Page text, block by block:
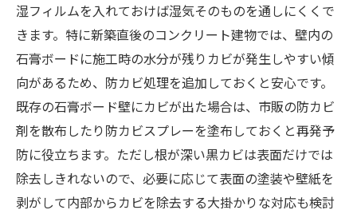
湿フィルムを入れておけば湿気そのものを通しにくくで
きます。特に新築直後のコンクリート建物では、壁内の
石膏ボードに施工時の水分が残りカビが発生しやすい傾
向があるため、防カビ処理を追加しておくと安心です。
既存の石膏ボード壁にカビが出た場合は、市販の防カビ
剤を散布したり防カビスプレーを塗布しておくと再発予
防に役立ちます。ただし根が深い黒カビは表面だけでは
除去しきれないので、必要に応じて表面の塗装や壁紙を
剥がして内部からカビを除去する大掛かりな対応も検討